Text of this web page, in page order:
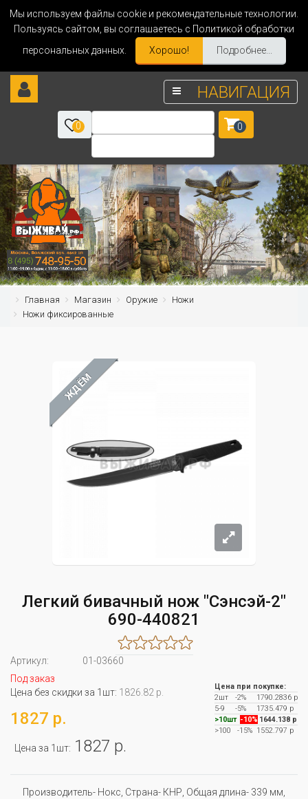
Мы используем файлы cookie и рекомендательные технологии.
Пользуясь сайтом, вы соглашаетесь с Политикой обработки
персональных данных.
Хорошо! Подробнее...
НАВИГАЦИЯ
0 0
Главная Магазин Оружие
Ножи
Ножи фиксированные
ЖДЁМ
Легкий бивачный нож "Сэнсэй-2"
690-440821
Артикул:
01-03660
Под заказ
Цена без скидки за 1шт: 1826.82 р.
1827 р.
Цена за 1шт: 1827 р.
Цена при покупке:
2шт
-2%
1790.2836 р
5-9
-5%
1735.479 р
>10шт -10% 1644.138 р
>100
-15% 1552.797 р
Производитель- Нокс, Страна- КНР, Oбщая длина- 339 мм,